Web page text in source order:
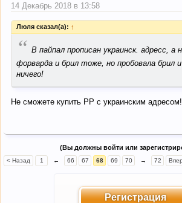
14 Декабрь 2018 в 13:58
Люля сказал(а): ↑
“ В пайпал прописан украинск. адресс,
форварда и брил тоже, но пробовала брил
ничего!
Не сможете купить РР с украинским адресом!
(Вы должны войти или
< Назад 1 ← 66 67 68 69 70 → 72
Регистрация